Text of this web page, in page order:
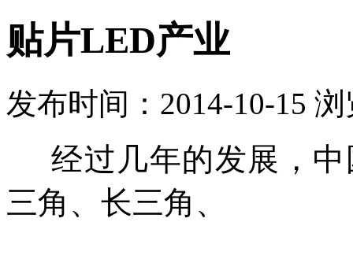
贴片LED产业
发布时间：2014-10-15
经过几年的发展，中
三角、长三角、